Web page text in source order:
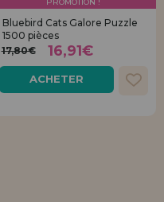
Bluebird Cats Galore Puzzle
1500 pièces
17,80€
16,91€
ACHETER